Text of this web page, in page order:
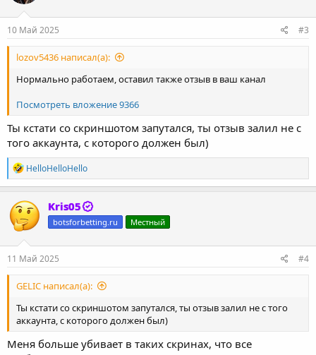
10 Май 2025 #3
lozov5436 написал(а):
Нормально работаем, оставил также отзыв в ваш канал
Посмотреть вложение 9366
Ты кстати со скриншотом запутался, ты отзыв залил не с
того аккаунта, с которого должен был)
Р
е
а
к
ц
и
и
:
HelloHelloHello
Kris05
botsforbetting.ru Местный
11 Май 2025 #4
GELIC написал(а):
Ты кстати со скриншотом запутался, ты отзыв залил не с того
аккаунта, с которого должен был)
Меня больше убивает в таких скринах, что все